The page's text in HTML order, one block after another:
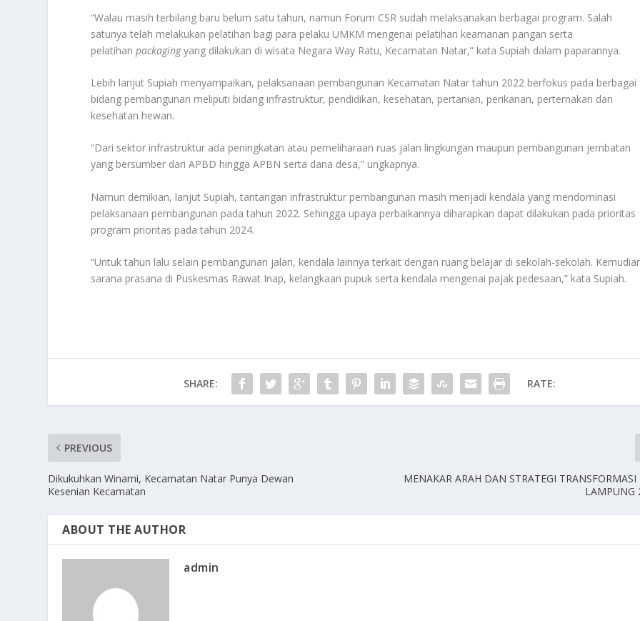
“Walau masih terbilang baru belum satu tahun, namun Forum CSR sudah melaksanakan berbagai program. Salah
satunya telah melakukan pelatihan bagi para pelaku UMKM mengenai pelatihan keamanan pangan serta
pelatihanpackagingyang dilakukan di wisata Negara Way Ratu, Kecamatan Natar,” kata Supiah dalam paparannya.
Lebih lanjut Supiah menyampaikan, pelaksanaan pembangunan Kecamatan Natar tahun 2022 berfokus pada berbagai
bidang pembangunan meliputi bidang infrastruktur, pendidikan, kesehatan, pertanian, perikanan, perternakan dan
kesehatan hewan.
“Dari sektor infrastruktur ada peningkatan atau pemeliharaan ruas jalan lingkungan maupun pembangunan jembatan
yang bersumber dari APBD hingga APBN serta dana desa,” ungkapnya.
Namun demikian, lanjut Supiah, tantangan infrastruktur pembangunan masih menjadi kendala yang mendominasi
pelaksanaan pembangunan pada tahun 2022. Sehingga upaya perbaikannya diharapkan dapat dilakukan pada prioritas
program prioritas pada tahun 2024.
“Untuk tahun lalu selain pembangunan jalan, kendala lainnya terkait dengan ruang belajar di sekolah-sekolah.
sarana prasana di Puskesmas Rawat Inap, kelangkaan pupuk serta kendala mengenai pajak pedesaan,” kata Supiah.
SHARE: RATE:
PREVIOUS
Dikukuhkan Winarni, Kecamatan Natar Punya Dewan
Kesenian Kecamatan
MENAKAR ARAH DAN STRATEGI
LAMPUNG
ABOUT THE AUTHOR
admin